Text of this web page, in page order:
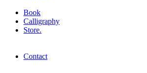
Book
Calligraphy
Store.
Contact